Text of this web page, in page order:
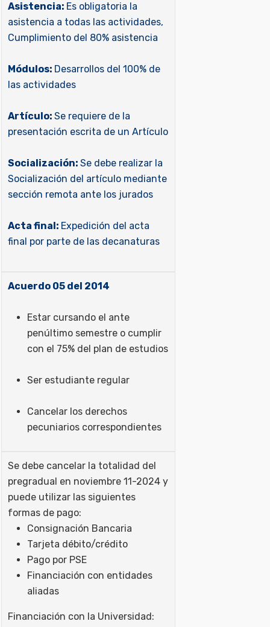
Asistencia: Es obligatoria la
asistencia a todas las actividades,
Cumplimiento del 80% asistencia
Módulos: Desarrollos del 100% de
las actividades
Artículo: Se requiere de la
presentación escrita de un Artículo
Socialización: Se debe realizar la
Socialización del artículo mediante
sección remota ante los jurados
Acta final: Expedición del acta
final por parte de las decanaturas
Acuerdo 05 del 2014
Estar cursando el ante
penúltimo semestre o cumplir
con el 75% del plan de estudios
Ser estudiante regular
Cancelar los derechos
pecuniarios correspondientes
Se debe cancelar la totalidad del
pregradual en noviembre 11-2024 y
puede utilizar las siguientes
formas de pago:
Consignación Bancaria
Tarjeta débito/crédito
Pago por PSE
Financiación con entidades
aliadas
Financiación con la Universidad: